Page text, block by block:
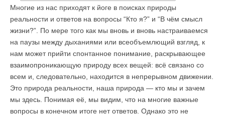
Многие из нас приходят к йоге в поисках природы
реальности и ответов на вопросы “Кто я?” и “В чём смысл
жизни?”. По мере того как мы вновь и вновь настраиваемся
на паузы между дыханиями или всеобъемлющий взгляд, к
нам может прийти спонтанное понимание, раскрывающее
взаимопроникающую природу всех вещей: всё связано со
всем и, следовательно, находится в непрерывном движении.
Это природа реальности, наша природа — кто мы и зачем
мы здесь. Понимая её, мы видим, что на многие важные
вопросы в конечном итоге нет ответов. Однако это не